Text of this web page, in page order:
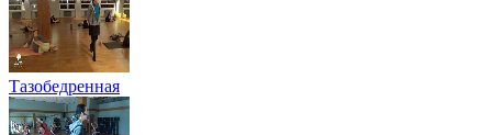
Тазобедренная